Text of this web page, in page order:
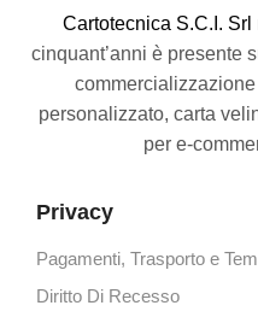
Cartotecnica S.C.I. Srl
cinquant’anni è presente
personalizzato, carta
per e-
Privacy
Pagamenti, Trasporto e
Diritto Di Recesso